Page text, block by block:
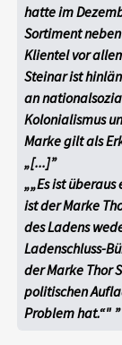
Alle Beiträge
Podcasts
Über uns
Kontakt
Spenden
chronik.LE in
hatte im
Sortiment
Klientel vor
Steinar ist
an
Kolonialismus
Marke gilt als
[...]
„Es ist
ist der Marke
des Ladens
Ladenschluss-
der Marke Thor
politischen
Problem hat.“"